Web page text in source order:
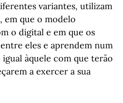
variantes, utilizam
em que o modelo
o digital e em que os
eles e aprendem num
àquele com que terão
a exercer a sua